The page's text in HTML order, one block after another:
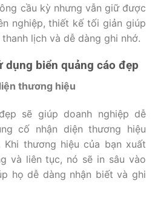
cầu kỳ nhưng vẫn giữ được
nghiệp, thiết kế tối giản giúp
lịch và dễ dàng ghi nhớ.
dụng biển quảng cáo đẹp
thương hiệu
sẽ giúp doanh nghiệp dễ
cố nhận diện thương hiệu
thương hiệu của bạn xuất
và liên tục, nó sẽ in sâu vào
họ dễ dàng nhận biết và ghi